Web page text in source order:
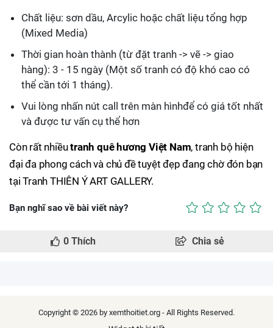
Chất liệu: sơn dầu, Arcylic hoặc chất liệu tổng hợp
(Mixed Media)
Thời gian hoàn thành (từ đặt tranh -> vẽ -> giao
hàng): 3 - 15 ngày (Một số tranh có độ khó cao có
thể cần tới 1 tháng).
Vui lòng nhấn nút call trên màn hìnhđể có giá tốt nhất
và được tư vấn cụ thể hơn
Còn rất nhiềutranh quê hương Việt Nam, tranh bộ hiện
đại đa phong cách và chủ đề tuyệt đẹp đang chờ đón bạn
tại Tranh THIÊN Ý ART GALLERY.
Bạn nghĩ sao về bài viết này?
0 Thích Chia sẻ
Copyright © 2026 by xemthoitiet.org - All Rights Reserved.